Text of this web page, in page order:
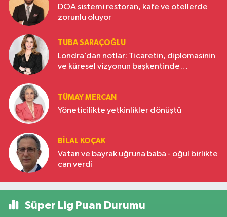
DOA sistemi restoran, kafe ve otellerde
zorunlu oluyor
TUBA SARAÇOĞLU
Londra’dan notlar: Ticaretin, diplomasinin
ve küresel vizyonun başkentinde
TÜMAY MERCAN
Yöneticilikte yetkinlikler dönüştü
BILAL KOÇAK
Vatan ve bayrak uğruna baba - oğul birlikte
can verdi
Süper Lig Puan Durumu